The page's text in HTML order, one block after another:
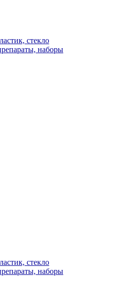
стекло
наборы
стекло
наборы